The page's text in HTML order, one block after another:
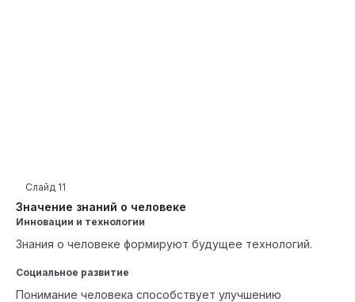
Значение знаний о человеке
Слайд 11
Инновации и технологии
Знания о человеке формируют будущее технологий.
Социальное развитие
Понимание человека способствует улучшению